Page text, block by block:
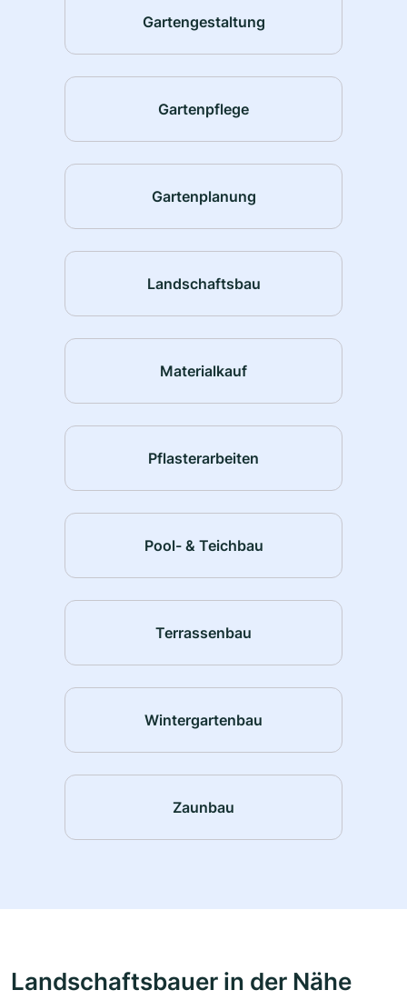
Gartengestaltung
Gartenpflege
Gartenplanung
Landschaftsbau
Materialkauf
Pflasterarbeiten
Pool- & Teichbau
Terrassenbau
Wintergartenbau
Zaunbau
Landschaftsbauer in der Nähe